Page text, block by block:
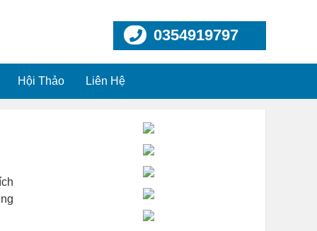
0354919797
Hội Thảo Liên Hệ